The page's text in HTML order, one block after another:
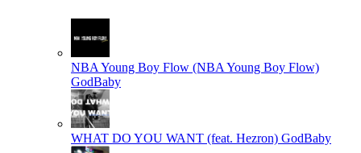
NBA Young Boy Flow (NBA Young Boy Flow)
GodBaby
WHAT DO YOU WANT (feat. Hezron) GodBaby